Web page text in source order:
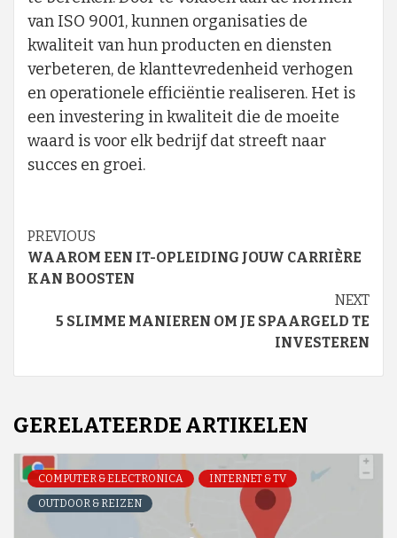
van ISO 9001, kunnen organisaties de
kwaliteit van hun producten en diensten
verbeteren, de klanttevredenheid verhogen
en operationele efficiëntie realiseren. Het is
een investering in kwaliteit die de moeite
waard is voor elk bedrijf dat streeft naar
succes en groei.
Continue
Reading
PREVIOUS
WAAROM EEN IT-OPLEIDING JOUW CARRIÈRE
KAN BOOSTEN
NEXT
5 SLIMME MANIEREN OM JE SPAARGELD TE
INVESTEREN
GERELATEERDE ARTIKELEN
COMPUTER & ELECTRONICA
INTERNET & TV
OUTDOOR & REIZEN